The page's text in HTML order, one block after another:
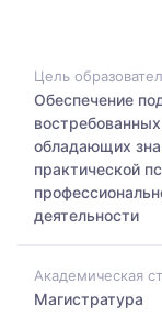
Цель
Обеспечение
обладающих
практической
деятельности
Академическая
Магистратура